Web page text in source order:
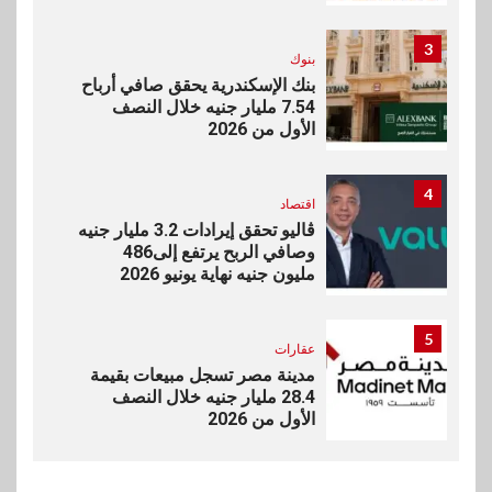
3
بنوك
بنك الإسكندرية يحقق صافي أرباح
7.54 مليار جنيه خلال النصف
الأول من 2026
4
اقتصاد
ڤاليو تحقق إيرادات 3.2 مليار جنيه
وصافي الربح يرتفع إلى486
مليون جنيه نهاية يونيو 2026
5
عقارات
مدينة مصر تسجل مبيعات بقيمة
28.4 مليار جنيه خلال النصف
الأول من 2026